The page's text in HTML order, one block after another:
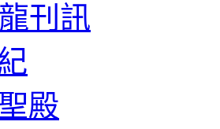
刊訊
殿